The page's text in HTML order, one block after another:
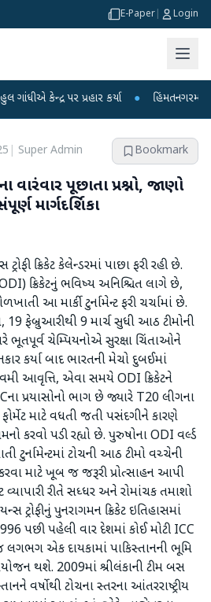
E-Paper Login
પર પ્રહાર કર્યા ● હિંમતનગરમાં રહસ્યમય
Super Admin Bookmark
વારંવાર પૂછાતા પ્રશ્નો, જાણો
માર્ગદર્શિકા
ક્રિકેટ કેલેન્ડરમાં પાછા ફરી રહી છે.
ક્રિકેટનું ભવિષ્ય અનિશ્ચિત લાગે છે,
આ માર્કી ટુર્નામેન્ટ ફરી ચર્ચામાં છે.
19 ફેબ્રુઆરીથી 9 માર્ચ સુધી આઠ ટીમોની
ભૂતપૂર્વ ચેમ્પિયનોએ સુરક્ષા ચિંતાઓને
કર્યા બાદ ભારતની મેચો દુબઈમાં
આવૃત્તિ, એવા સમયે ODI ક્રિકેટને
પ્રયાસોનો ભાગ છે જ્યારે T20 લીગના
માટે વધતી જતી પસંદગીને કારણે
કરવો પડી રહ્યો છે. પુરુષોના ODI વર્લ્ડ
ટુર્નામેન્ટમાં ટોચની આઠ ટીમો વચ્ચેની
કરવા માટે ખૂબ જ જરૂરી પ્રોત્સાહન આપી
રીતે સધ્ધર અને રોમાંચક તમાશો
ટ્રોફીનું પુનરાગમન ક્રિકેટ ઇતિહાસમાં
પછી પહેલી વાર દેશમાં કોઈ મોટી ICC
એક દાયકામાં પાકિસ્તાનની ભૂમિ
થશે. 2009માં શ્રીલંકાની ટીમ બસ
વર્ષોથી ટોચના સ્તરના આંતરરાષ્ટ્રીય